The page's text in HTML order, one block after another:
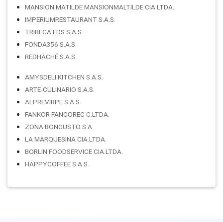
MANSION MATILDE MANSIONMALTILDE CIA.LTDA.
IMPERIUMRESTAURANT S.A.S.
TRIBECA FDS S.A.S.
FONDA356 S.A.S.
REDHACHÉ S.A.S.
AMYSDELI KITCHEN S.A.S.
ARTE-CULINARIO S.A.S.
ALPREVIRPE S.A.S.
FANKOR FANCOREC C.LTDA.
ZONA BONGUSTO S.A.
LA MARQUESINA CIA.LTDA.
BORLIN FOODSERVICE CIA.LTDA.
HAPPYCOFFEE S.A.S.